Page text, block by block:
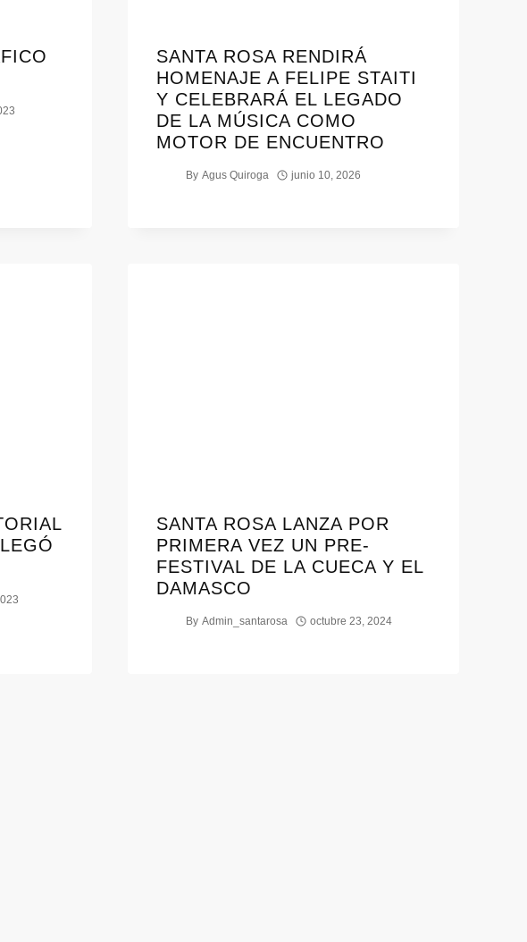
SANTA ROSA RENDIRÁ
HOMENAJE A FELIPE STAITI
Y CELEBRARÁ EL LEGADO
DE LA MÚSICA COMO
MOTOR DE ENCUENTRO
By Agus Quiroga junio 10, 2026
SANTA ROSA LANZA POR
PRIMERA VEZ UN PRE-
FESTIVAL DE LA CUECA Y EL
DAMASCO
By Admin_santarosa octubre 23, 2024